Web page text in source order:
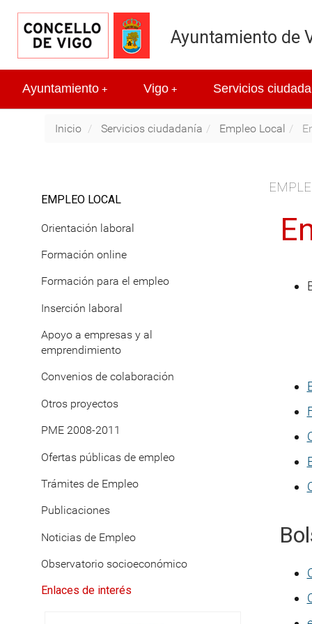
Ayuntamiento de
+
Ayuntamiento +
Vigo Servicios
Inicio Servicios ciudadanía Empleo Local
EMPLEO LOCAL
Orientación laboral
Formación online
Formación para el empleo
Inserción laboral
Apoyo a empresas y al
emprendimiento
Convenios de colaboración
Otros proyectos
PME 2008-2011
Ofertas públicas de empleo
Trámites de Empleo
Publicaciones
Noticias de Empleo
Observatorio socioeconómico
Enlaces de interés